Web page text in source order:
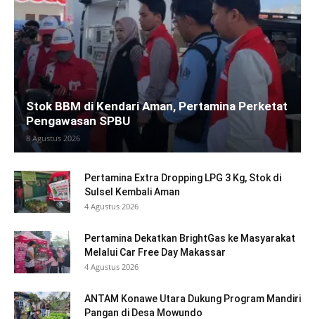
Stok BBM di Kendari Aman, Pertamina Perketat
Pengawasan SPBU
8 Agustus 2026
Pertamina Extra Dropping LPG 3 Kg, Stok di
Sulsel Kembali Aman
4 Agustus 2026
Pertamina Dekatkan BrightGas ke Masyarakat
Melalui Car Free Day Makassar
4 Agustus 2026
ANTAM Konawe Utara Dukung Program Mandiri
Pangan di Desa Mowundo